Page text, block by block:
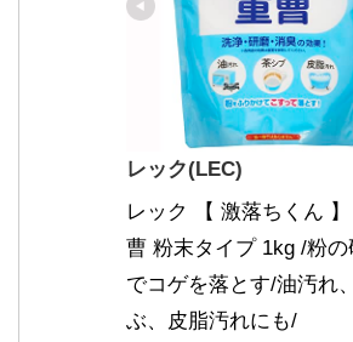
レック(LEC)
レック 【 激落ちくん
曹 粉末タイプ 1kg /粉の
でコゲを落とす/油汚れ
ぶ、皮脂汚れにも/